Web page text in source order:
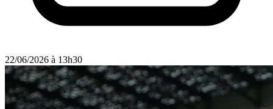
22/06/2026 à 13h30